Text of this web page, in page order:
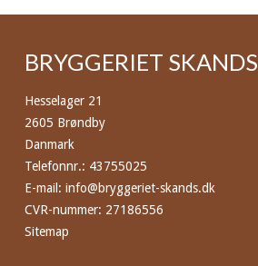
BRYGGERIET SKANDS
Hesselager 21
2605 Brøndby
Danmark
Telefonnr.: 43755025
E-mail : info@bryggeriet-skands.dk
CVR-nummer: 27186556
Sitemap